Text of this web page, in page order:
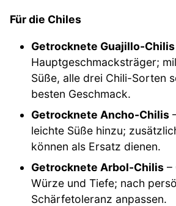
Für die Chiles
Getrocknete Guajillo-Chilis
Hauptgeschmacksträger;
Süße, alle drei Chili-Sorten
besten Geschmack.
Getrocknete Ancho-Chilis
leichte Süße hinzu;
können als Ersatz dienen.
Getrocknete Arbol-Chilis –
Würze und Tiefe; nach
Schärfetoleranz anpassen.